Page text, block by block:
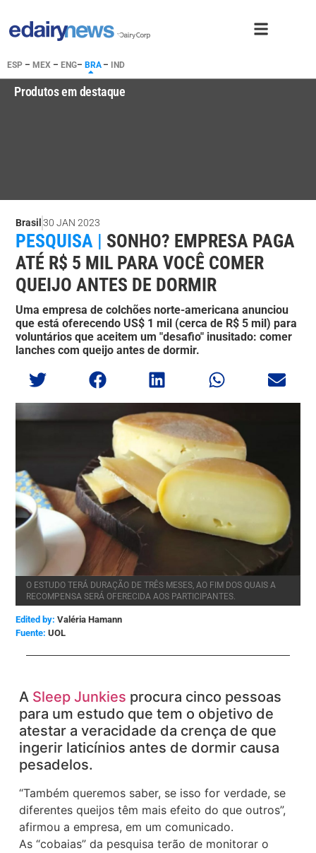
ESP – MEX – ENG– BRA– IND
Produtos em destaque
Brasil 30 JAN 2023
PESQUISA | SONHO? EMPRESA PAGA
ATÉ R$ 5 MIL PARA VOCÊ COMER
QUEIJO ANTES DE DORMIR
Uma empresa de colchões norte-americana anunciou
que está oferecendo US$ 1 mil (cerca de R$ 5 mil) para
voluntários que aceitem um "desafio" inusitado: comer
lanches com queijo antes de dormir.
O ESTUDO TERÁ DURAÇÃO DE TRÊS MESES, AO FIM DOS QUAIS A
RECOMPENSA SERÁ OFERECIDA AOS PARTICIPANTES.
Edited by: Valéria Hamann
UOL
A Sleep Junkies procura cinco pessoas
para um estudo que tem o objetivo de
atestar a veracidade da crença de que
ingerir laticínios antes de dormir causa
pesadelos.
“Também queremos saber, se isso for verdade, se
diferentes queijos têm mais efeito do que outros”,
afirmou a empresa, em um comunicado.
As “cobaias” da pesquisa terão de monitorar o